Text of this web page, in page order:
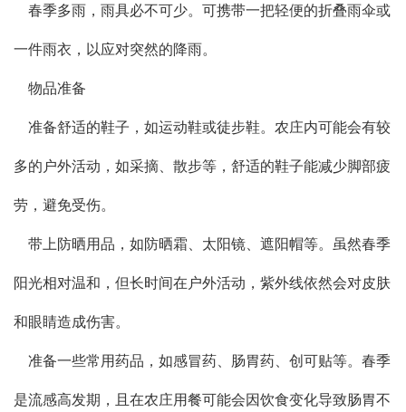
春季多雨，雨具必不可少。可携带一把轻便的折叠雨伞或
一件雨衣，以应对突然的降雨。
物品准备
准备舒适的鞋子，如运动鞋或徒步鞋。农庄内可能会有较
多的户外活动，如采摘、散步等，舒适的鞋子能减少脚部疲
劳，避免受伤。
带上防晒用品，如防晒霜、太阳镜、遮阳帽等。虽然春季
阳光相对温和，但长时间在户外活动，紫外线依然会对皮肤
和眼睛造成伤害。
准备一些常用药品，如感冒药、肠胃药、创可贴等。春季
是流感高发期，且在农庄用餐可能会因饮食变化导致肠胃不